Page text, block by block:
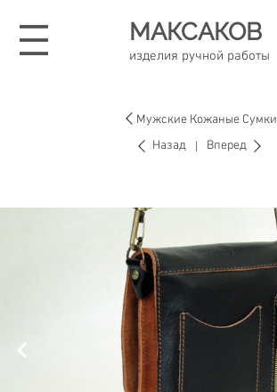
МАКСАКОВ
изделия ручной работы
Мужские Кожаные Сумки
Назад
Вперед